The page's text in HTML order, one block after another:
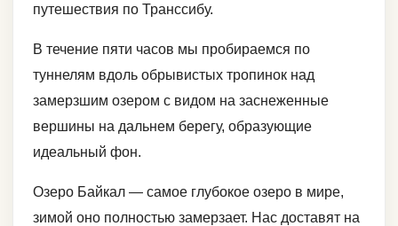
путешествия по Транссибу.
В течение пяти часов мы пробираемся по
туннелям вдоль обрывистых тропинок над
замерзшим озером с видом на заснеженные
вершины на дальнем берегу, образующие
идеальный фон.
Озеро Байкал — самое глубокое озеро в мире,
зимой оно полностью замерзает. Нас доставят на